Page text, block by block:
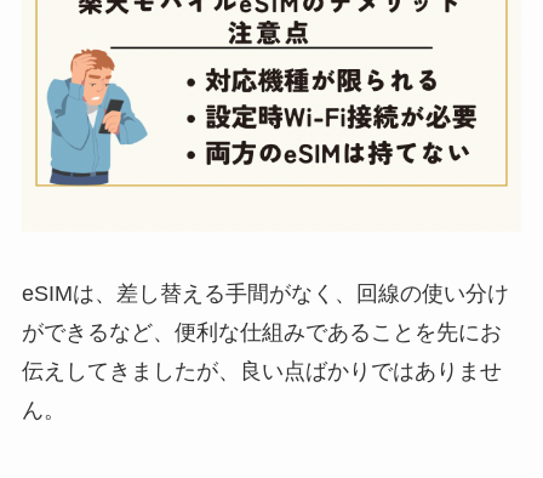
eSIMは、差し替える手間がなく、回線の使い分け
ができるなど、便利な仕組みであることを先にお
伝えしてきましたが、良い点ばかりではありませ
ん。